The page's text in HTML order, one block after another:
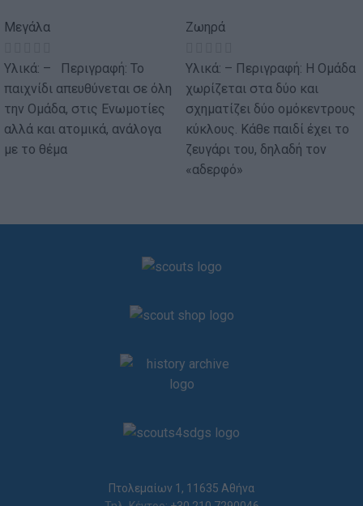
Μεγάλα
Υλικά: – Περιγραφή: Το
παιχνίδι απευθύνεται σε όλη
την Ομάδα, στις Ενωμοτίες
αλλά και ατομικά, ανάλογα
με το θέμα
Ζωηρά
Υλικά: – Περιγραφή: Η Ομάδα
χωρίζεται στα δύο και
σχηματίζει δύο ομόκεντρους
κύκλους. Κάθε παιδί έχει το
ζευγάρι του, δηλαδή τον
«αδερφό»
Πτολεμαίων 1, 11635 Αθήνα